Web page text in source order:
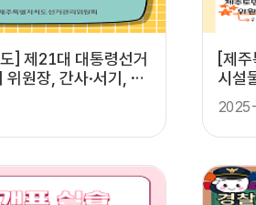
령선거
위원장, 간사·서기, 투
시
[제
시설